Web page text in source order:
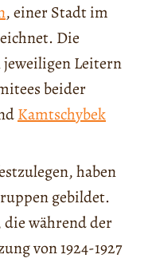
, einer Stadt im
Die
jeweiligen Leitern
beider
Kamtschybek
haben
gebildet.
die während der
von 1924-1927